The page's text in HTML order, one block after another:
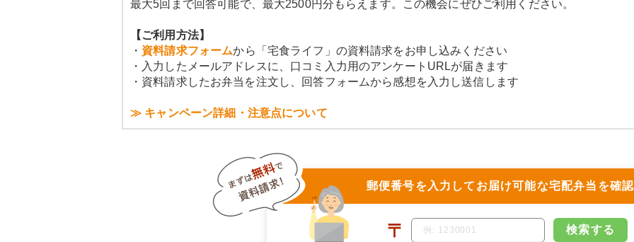
最大5回まで回答可能で、最大2500円分もらえます。この機会にぜひご利用ください。
【ご利用方法】
・ 資料請求フォームから「宅食ライフ」の資料請求をお申し込みください
・入力したメールアドレスに、口コミ入力用のアンケートURLが届きます
・資料請求したお弁当を注文し、回答フォームから感想を入力し送信します
≫ キャンペーン詳細・注意点について
郵便番号を入力して お届け可能な宅配弁当を確認
〒 検索する